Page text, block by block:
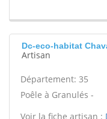
Dc-eco-habitat
Artisan
Département: 35
Poêle à Granulés -
Voir la fiche artisan :